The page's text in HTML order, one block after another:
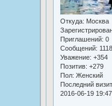
Откуда: Москва
Приглашений: 0
Сообщений: 1118
Уважение: +354
Позитив: +279
Пол: Женский
Последний
2016-06-19